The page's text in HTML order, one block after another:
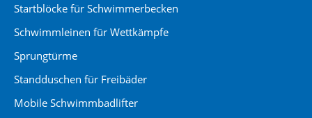
Startblöcke für Schwimmerbecken
Schwimmleinen für Wettkämpfe
Sprungtürme
Standduschen für Freibäder
Mobile Schwimmbadlifter